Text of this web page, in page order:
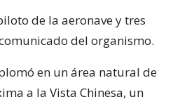
de la aeronave y tres
del organismo.
en un área natural de
a la Vista Chinesa, un